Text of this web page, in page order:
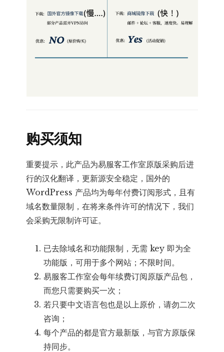
购买须知
重要提示，此产品为易服客工作室原版采购后进
行的汉化翻译，更新源安全稳定，国外的
WordPress 产品均为每年付费订阅形式，且有
域名数量限制，在将来条件许可的情况下，我们
会采购无限制许可证。
已去除域名和功能限制，无需 key 即为全
功能版，可用于多个网站；不限时间。
易服客工作室会每年续费订阅原版产品包，
而您只需要购买一次；
若只要中文语言包也是以上原价，请勿二次
咨询；
每个产品的都是官方最新版，与官方原版保
持同步。